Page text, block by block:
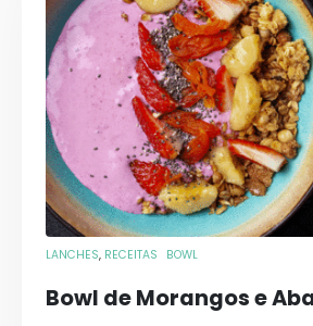
LANCHES, RECEITAS BOWL
Bowl de Morangos e